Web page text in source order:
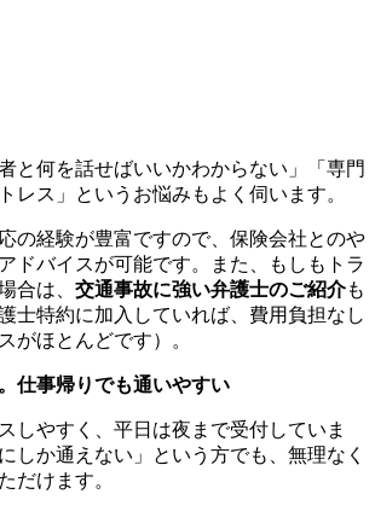
と何を話せばいいかわからない」「専門
レス」というお悩みもよく伺います。
の経験が豊富ですので、保険会社とのや
ドバイスが可能です。また、もしもトラ
合は、 交通事故に強い弁護士のご紹介も
士特約に加入していれば、費用負担なし
がほとんどです）。
仕事帰りでも通いやすい
しやすく、平日は夜まで受付していま
しか通えない」という方でも、無理なく
だけます。